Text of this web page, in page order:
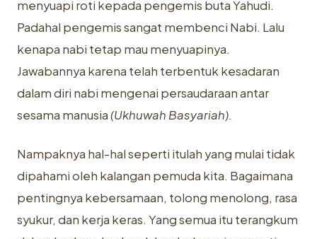
menyuapi roti kepada pengemis buta Yahudi.
Padahal pengemis sangat membenci Nabi. Lalu
kenapa nabi tetap mau menyuapinya.
Jawabannya karena telah terbentuk kesadaran
dalam diri nabi mengenai persaudaraan antar
sesama manusia(Ukhuwah Basyariah).
Nampaknya hal-hal seperti itulah yang mulai tidak
dipahami oleh kalangan pemuda kita. Bagaimana
pentingnya kebersamaan, tolong menolong, rasa
syukur, dan kerja keras. Yang semua itu terangkum